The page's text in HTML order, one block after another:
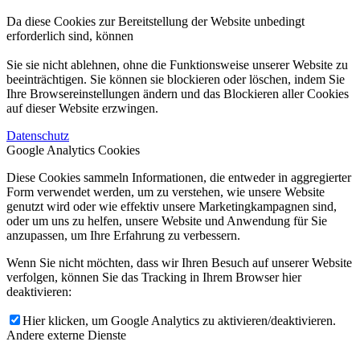
Da diese Cookies zur Bereitstellung der Website unbedingt
erforderlich sind, können
Sie sie nicht ablehnen, ohne die Funktionsweise unserer Website zu
beeinträchtigen. Sie können sie blockieren oder löschen, indem Sie
Ihre Browsereinstellungen ändern und das Blockieren aller Cookies
auf dieser Website erzwingen.
Datenschutz
Google Analytics Cookies
Diese Cookies sammeln Informationen, die entweder in aggregierter
Form verwendet werden, um zu verstehen, wie unsere Website
genutzt wird oder wie effektiv unsere Marketingkampagnen sind,
oder um uns zu helfen, unsere Website und Anwendung für Sie
anzupassen, um Ihre Erfahrung zu verbessern.
Wenn Sie nicht möchten, dass wir Ihren Besuch auf unserer Website
verfolgen, können Sie das Tracking in Ihrem Browser hier
deaktivieren:
Hier klicken, um Google Analytics zu aktivieren/deaktivieren.
Andere externe Dienste